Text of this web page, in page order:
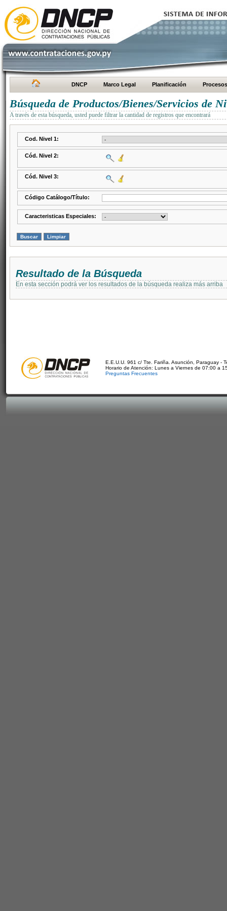
DNCP Marco Legal Planificación Procesos
Búsqueda de Productos/Bienes/Servicios de
A través de esta búsqueda, usted puede filtrar la cantidad de registros que encontrará
Cod. Nivel 1:
Cód. Nivel 2:
Cód. Nivel 3:
Código Catálogo/Título:
Caracteristicas Especiales:
Resultado de la Búsqueda
En esta sección podrá ver los resultados de la búsqueda realiza más arriba
E.E.U.U. 961 c/ Tte. Fariña. Asunción, Paraguay -
Horario de Atención: Lunes a Viernes de 07:00 a
Preguntas Frecuentes